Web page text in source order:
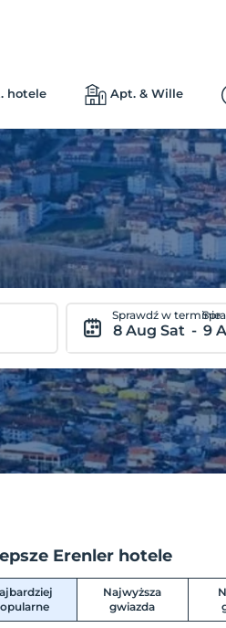
hotele Apt. & Wille
Sprawdź w terminie
8 Aug Sat - 9
Erenler hotele
Najwyższa
gwiazda